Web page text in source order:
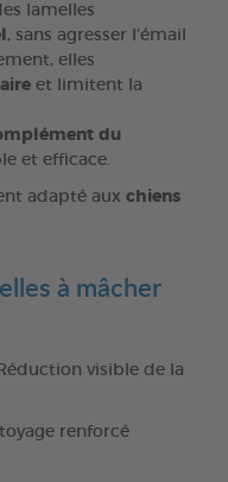
lamelles
, sans agresser l’émail
elles
et limitent la
du
et efficace.
adapté aux chiens
à mâcher
visible de la
renforcé